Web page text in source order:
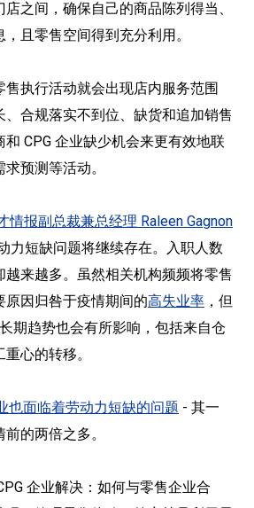
之间，确保自己的商品陈列得当、
且零售空间得到充分利用。
执行活动就会出现店内服务范围
合规落实不到位、缺货和追加销售
CPG 企业缺少机会来更有效地联
预测等活动。
情报副总裁兼总经理 Raleen Gagnon
力短缺问题将继续存在。入职人数
来越多。虽然相关机构频频将零售
原因归咎于疫情期间的高失业率 ，但
期趋势也会有所影响，包括来自仓
心的转移。
也面临着劳动力短缺的问题 - 其一
的两倍之多。
企业解决：如何与零售企业合